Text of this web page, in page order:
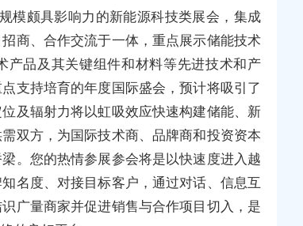
模颇具影响力的新能源科技类展会，集成
商、合作交流于一体，重点展示储能技术
产品及其关键组件和材料等先进技术和产
支持培育的年度国际盛会，预计将吸引了
及辐射力将以虹吸效应快速构建储能、新
双方，为国际技术商、品牌商和投资资本
。您的热情参展参会将是以快速度进入越
名度、对接目标客户，通过对话、信息互
广量商家并促进销售与合作项目切入，是